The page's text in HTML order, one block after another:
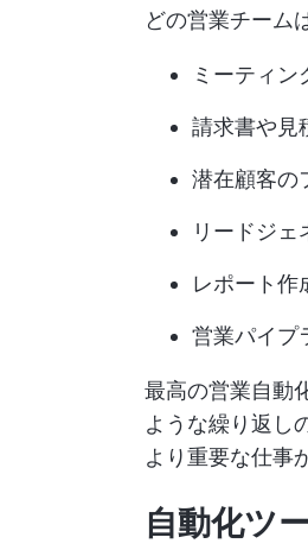
どの営業チーム
ミーティ
請求書や見
潜在顧客の
リードジ
レポート作
営業パイプ
最高の営業自動
ような繰り返し
より重要な仕事
自動化ツ